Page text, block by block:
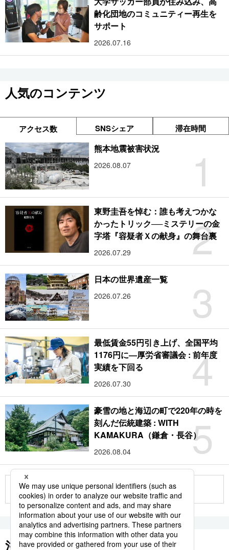
齢化団地のコミュニティー再生を
サポート
2026.07.16
人気のコンテンツ
アクセス数 SNSシェア 滞在時間
1
熊本地震被害状況
2026.08.07
2
東野圭吾を悼む：誰も考えつかな
かったトリック──ミステリーの金
字塔『容疑者Ｘの献身』の舞台裏
2026.07.29
3
日本の世界遺産一覧
2026.07.26
4
最低賃金55円引き上げ、全国平均
1176円に―厚労省審議会 : 前年度
実績を下回る
2026.07.30
5
豪雪の地と海辺の町で220年の時を
刻んだ伝統建築 : WITH
KAMAKURA（鎌倉・長谷）
2026.08.04
もっと見る
注目のキーワード